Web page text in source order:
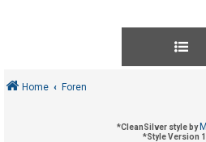
i
v Home Foren
*CleanSilver style by
*Style Version